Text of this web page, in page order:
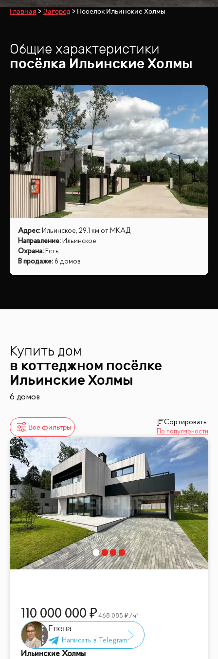
Главная Загород Посёлок Ильинские Холмы
Общие характеристики
посёлка Ильинские Холмы
Адрес: Ильинское, 29.1 км от МКАД
Направление: Ильинское
Охрана: Есть
В продаже: 6 домов
Купить дом
в коттеджном посёлке
Ильинские Холмы
6 домов
Все фильтры
Сортировать:
По популярности
110 000 000 468 085 /м²
Елена
Ильинские Холмы